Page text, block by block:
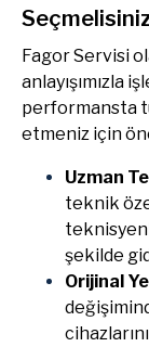
Fagor Servisi
anlayışımızla
performansta
etmeniz için
Uzman
teknik
şekilde
Orijinal